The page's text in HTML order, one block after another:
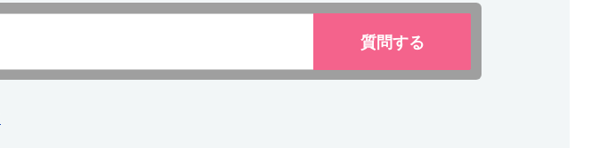
質問する